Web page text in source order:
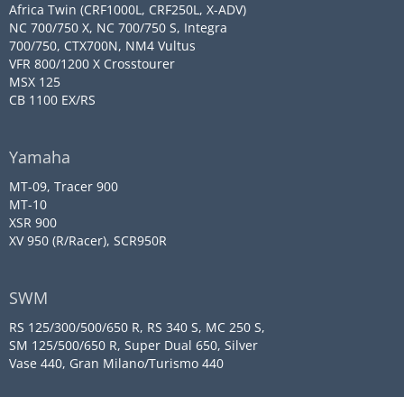
Africa Twin (CRF1000L, CRF250L, X-ADV)
NC 700/750 X, NC 700/750 S, Integra
700/750, CTX700N, NM4 Vultus
VFR 800/1200 X Crosstourer
MSX 125
CB 1100 EX/RS
Yamaha
MT-09, Tracer 900
MT-10
XSR 900
XV 950 (R/Racer), SCR950R
SWM
RS 125/300/500/650 R, RS 340 S, MC 250 S,
SM 125/500/650 R, Super Dual 650, Silver
Vase 440, Gran Milano/Turismo 440